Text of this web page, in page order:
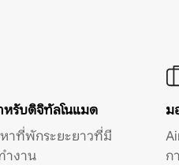
รับดิจิทัลโนแมด
าที่พักระยะยาวที่มี
ำงาน
ม
ก